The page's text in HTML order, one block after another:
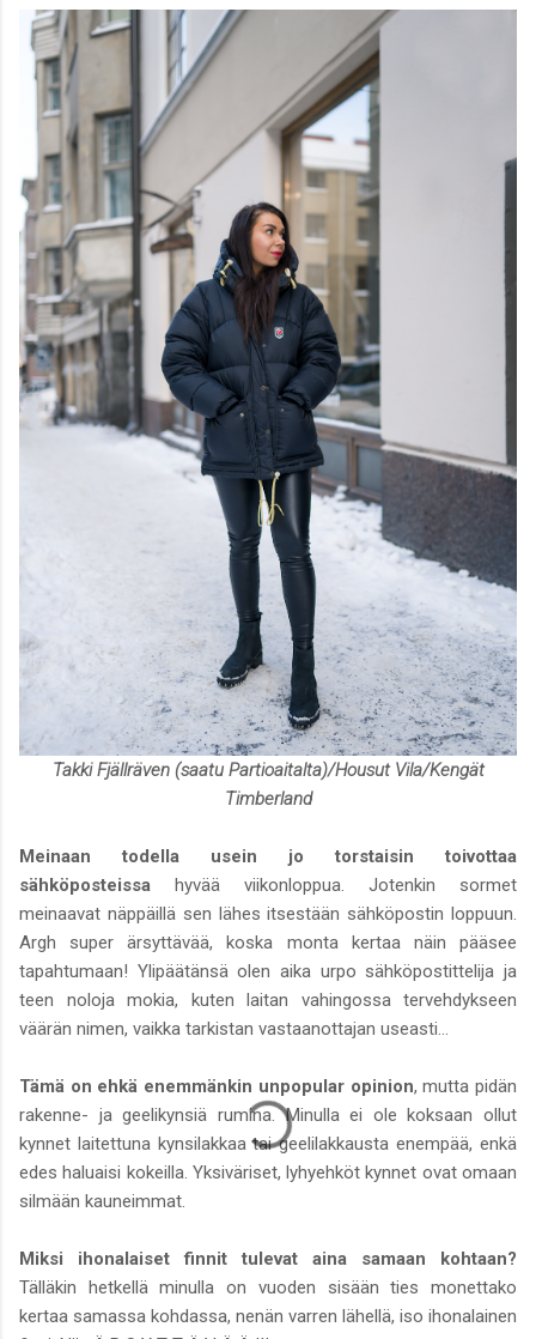
Takki Fjällräven (saatu Partioaitalta)/Housut Vila/Kengät
Timberland
Meinaan todella usein jo torstaisin toivottaa
sähköposteissa hyvää viikonloppua. Jotenkin sormet
meinaavat näppäillä sen lähes itsestään sähköpostin loppuun.
Argh super ärsyttävää, koska monta kertaa näin pääsee
tapahtumaan! Ylipäätänsä olen aika urpo sähköpostittelija ja
teen noloja mokia, kuten laitan vahingossa tervehdykseen
väärän nimen, vaikka tarkistan vastaanottajan useasti...
Tämä on ehkä enemmänkin unpopular opinion, mutta pidän
rakenne- ja geelikynsiä rumina. Minulla ei ole koksaan ollut
kynnet laitettuna kynsilakkaa tai geelilakkausta enempää, enkä
edes haluaisi kokeilla. Yksiväriset, lyhyehköt kynnet ovat omaan
silmään kauneimmat.
Miksi ihonalaiset finnit tulevat aina samaan kohtaan?
Tälläkin hetkellä minulla on vuoden sisään ties monettako
kertaa samassa kohdassa, nenän varren lähellä, iso ihonalainen